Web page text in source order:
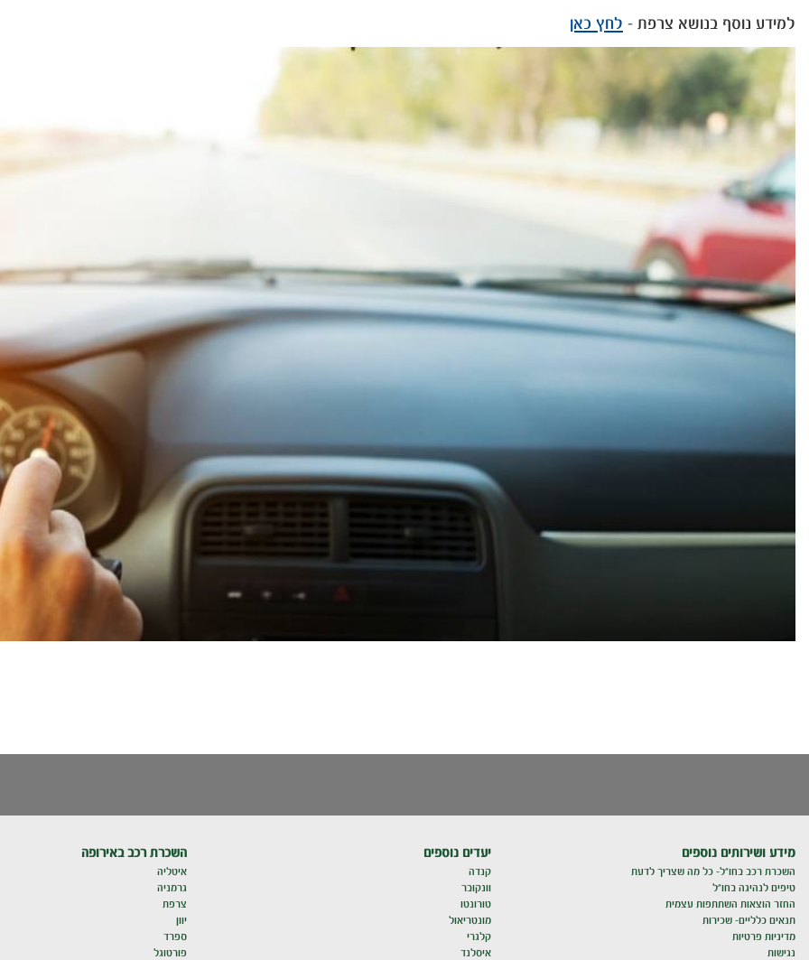
למידע נוסף בנושא צרפת - לחץ כאן
מידע ושירותים נוספים
השכרת רכב בחו"ל- כל מה שצריך לדעת
טיפים לנהיגה בחו"ל
החזר הוצאות השתתפות עצמית
תנאים כלליים- שכירות
מדיניות פרטיות
נגישות
יעדים נוספים
קנדה
וונקובר
טורונטו
מונטריאול
קלגרי
איסלנד
השכרת רכב באירופה
איטליה
גרמניה
צרפת
יוון
ספרד
פורטוגל